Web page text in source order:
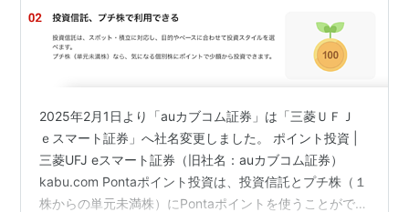
2025年2月1日より「auカブコム証券」は「三菱ＵＦＪ
ｅスマート証券」へ社名変更しました。 ポイント投資 |
三菱UFJ eスマート証券（旧社名：auカブコム証券）
kabu.com Pontaポイント投資は、投資信託とプチ株（１
株からの単元未満株）にPontaポイントを使うことができ